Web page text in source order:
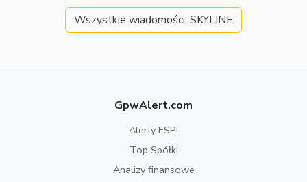
Wszystkie wiadomości: SKYLINE
GpwAlert.com
Alerty ESPI
Top Spółki
Analizy finansowe